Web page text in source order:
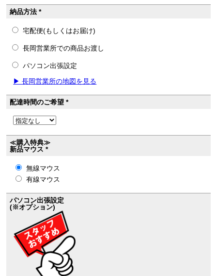
納品方法 *
宅配便(もしくはお届け)
長岡営業所での商品お渡し
パソコン出張設定
▶ 長岡営業所の地図を見る
配達時間のご希望 *
≪購入特典≫
新品マウス *
無線マウス
有線マウス
パソコン出張設定
(※オプション)